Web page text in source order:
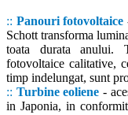
:: Panouri fotovoltaice
Schott transforma
toata durata anului.
fotovoltaice calitative,
timp indelungat, sunt
:: Turbine eoliene -
in Japonia, in